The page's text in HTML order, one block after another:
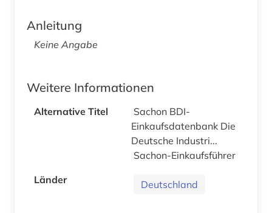
Anleitung
Keine Angabe
Weitere Informationen
Alternative Titel
Sachon BDI-
Einkaufsdatenbank Die
Deutsche Industri...
Sachon-Einkaufsführer
Länder
Deutschland